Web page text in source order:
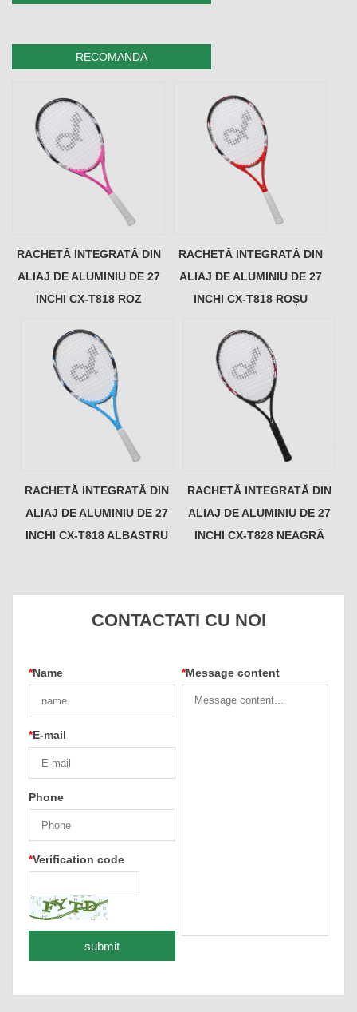
RECOMANDA
RACHETĂ INTEGRATĂ DIN
ALIAJ DE ALUMINIU DE 27
INCHI CX-T818 ROZ
RACHETĂ INTEGRATĂ DIN
ALIAJ DE ALUMINIU DE 27
INCHI CX-T818 ROȘU
RACHETĂ INTEGRATĂ DIN
ALIAJ DE ALUMINIU DE 27
INCHI CX-T818 ALBASTRU
RACHETĂ INTEGRATĂ DIN
ALIAJ DE ALUMINIU DE 27
INCHI CX-T828 NEAGRĂ
CONTACTATI CU NOI
*Name
*E-mail
Phone
*Verification code
*Message content